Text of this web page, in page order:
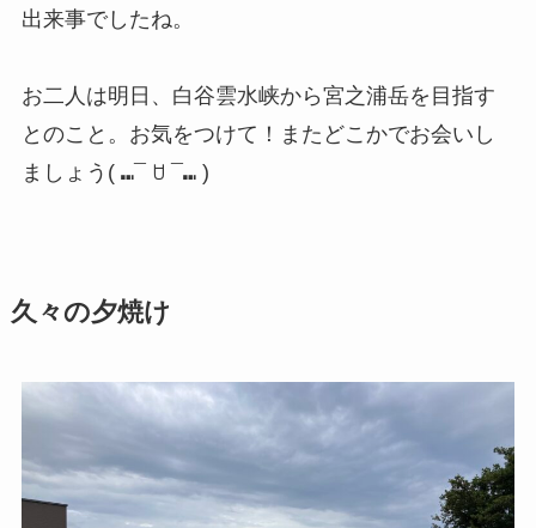
出来事でしたね。
お二人は明日、白谷雲水峡から宮之浦岳を目指す
とのこと。お気をつけて！またどこかでお会いし
ましょう( ⑉¯ ꇴ ¯⑉ )
久々の夕焼け